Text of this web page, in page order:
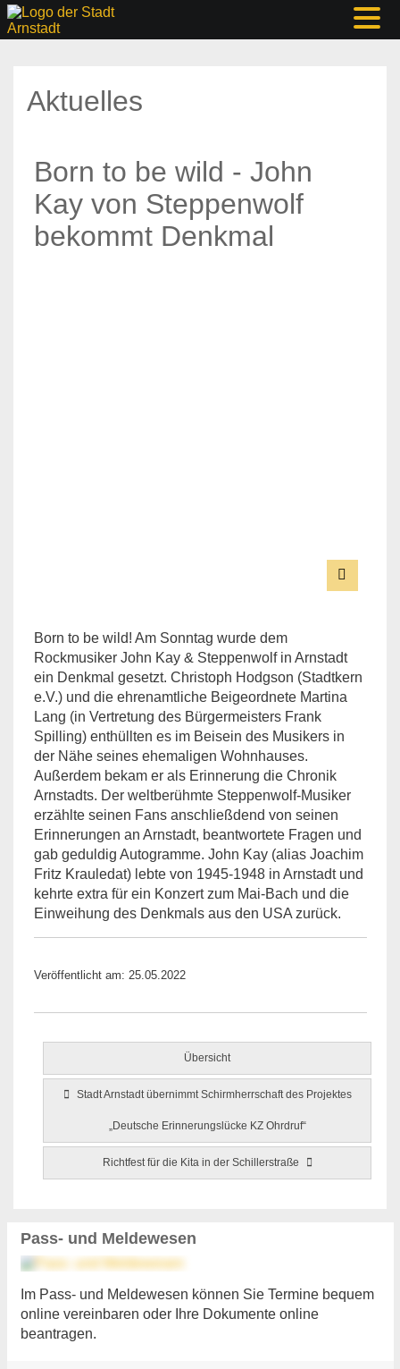
Aktuelles
Born to be wild - John
Kay von Steppenwolf
bekommt Denkmal
Born to be wild! Am Sonntag wurde dem
Rockmusiker John Kay & Steppenwolf in Arnstadt
ein Denkmal gesetzt. Christoph Hodgson (Stadtkern
e.V.) und die ehrenamtliche Beigeordnete Martina
Lang (in Vertretung des Bürgermeisters Frank
Spilling) enthüllten es im Beisein des Musikers in
der Nähe seines ehemaligen Wohnhauses.
Außerdem bekam er als Erinnerung die Chronik
Arnstadts. Der weltberühmte Steppenwolf-Musiker
erzählte seinen Fans anschließdend von seinen
Erinnerungen an Arnstadt, beantwortete Fragen und
gab geduldig Autogramme. John Kay (alias Joachim
Fritz Krauledat) lebte von 1945-1948 in Arnstadt und
kehrte extra für ein Konzert zum Mai-Bach und die
Einweihung des Denkmals aus den USA zurück.
Veröffentlicht am: 25.05.2022
Übersicht
Stadt Arnstadt übernimmt Schirmherrschaft des Projektes
„Deutsche Erinnerungslücke KZ Ohrdruf“
Richtfest für die Kita in der Schillerstraße
Pass- und Meldewesen
Im Pass- und Meldewesen können Sie Termine bequem
online vereinbaren oder Ihre Dokumente online
beantragen.